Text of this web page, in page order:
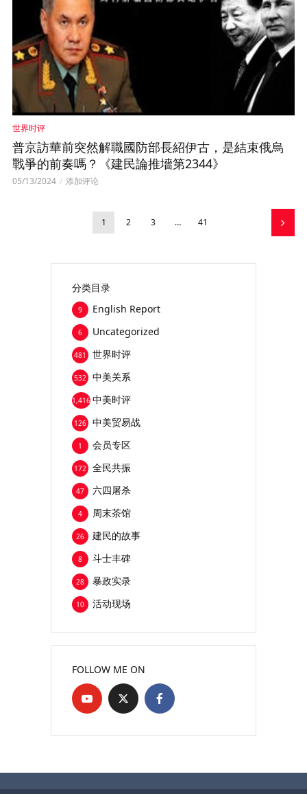
世界时评
普京訪華前突然解職國防部長紹伊古，是結束俄烏
戰爭的前奏嗎？《建民論推墻第2344》
05/13/2024 添加评论
1 2 3 … 41
分类目录
English Report
9
Uncategorized
6
世界时评
481
中美关系
532
中美时评
1,416
中美贸易战
126
会员专区
1
全民共振
172
六四屠杀
47
周末茶馆
4
建民的故事
26
斗士丰碑
8
暴政实录
28
活动现场
10
FOLLOW ME ON